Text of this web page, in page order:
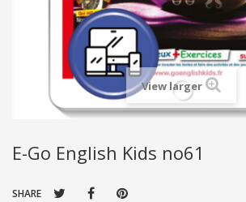
View larger
E-Go English Kids no61
SHARE